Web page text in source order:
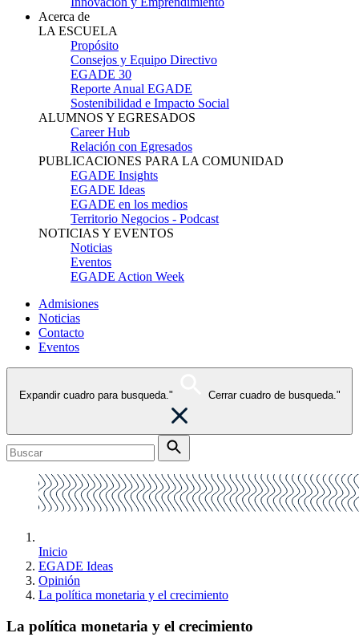
Acerca de
LA ESCUELA
Propósito
Consejos y Equipo Directivo
EGADE 30
Reporte Anual EGADE
Sostenibilidad e Impacto Social
ALUMNOS Y EGRESADOS
Career Hub
Relación con Egresados
PUBLICACIONES PARA LA COMUNIDAD
EGADE Insights
EGADE Ideas
EGADE en los medios
Territorio Negocios - Podcast
NOTICIAS Y EVENTOS
Noticias
Eventos
EGADE Action Week
Admisiones
Noticias
Contacto
Eventos
Expandir cuadro para busqueda." Cerrar cuadro de busqueda."
Inicio
EGADE Ideas
Opinión
La política monetaria y el crecimiento
La política monetaria y el crecimiento